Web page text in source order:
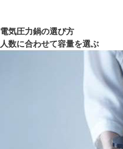
電気圧力鍋の選び方
人数に合わせて容量を選ぶ